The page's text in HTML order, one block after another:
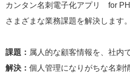
カンタン名刺電子化アプリ for
さまざまな業務課題を解決します。
課題： 属人的な顧客情報を、社内
解決：個人管理になりがちな名刺